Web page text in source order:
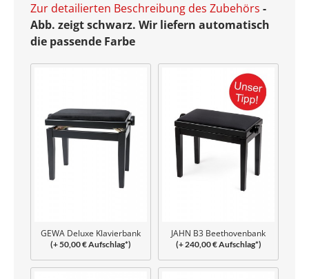
Zur detailierten Beschreibung des Zubehörs -
Abb. zeigt schwarz. Wir liefern automatisch
die passende Farbe
GEWA Deluxe Klavierbank
geschraubt
(+ 50,00 € Aufschlag*)
JAHN B3 Beethovenbank
verleimt
(+ 240,00 € Aufschlag*)